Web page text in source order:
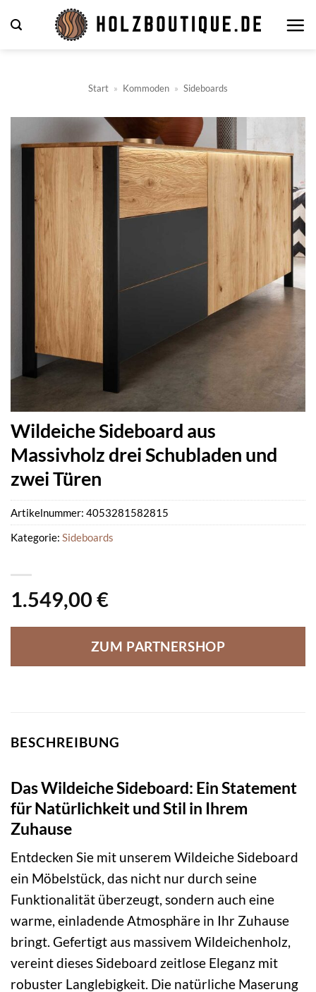
Inhalt
Start » Kommoden » Sideboards
Wildeiche Sideboard aus
Massivholz drei Schubladen und
zwei Türen
1.549,00 €
ZUM PARTNERSHOP
Artikelnummer: 4053281582815
Kategorie: Sideboards
BESCHREIBUNG
Das Wildeiche Sideboard: Ein Statement
für Natürlichkeit und Stil in Ihrem
Zuhause
Entdecken Sie mit unserem Wildeiche Sideboard
ein Möbelstück, das nicht nur durch seine
Funktionalität überzeugt, sondern auch eine
warme, einladende Atmosphäre in Ihr Zuhause
bringt. Gefertigt aus massivem Wildeichenholz,
vereint dieses Sideboard zeitlose Eleganz mit
robuster Langlebigkeit. Die natürliche Maserung